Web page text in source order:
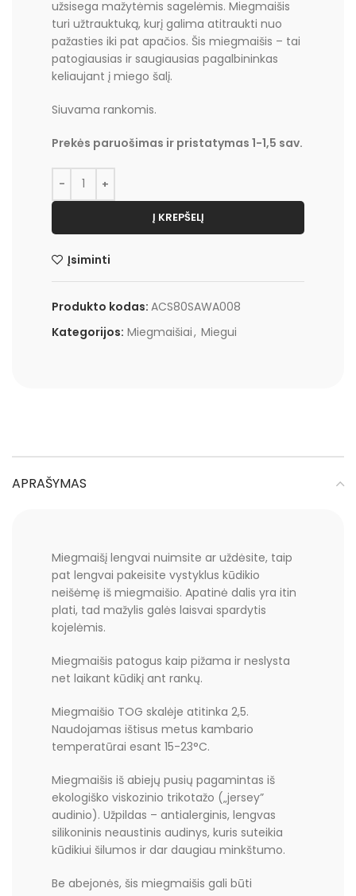
užsisega mažytėmis sagelėmis. Miegmaišis
turi užtrauktuką, kurį galima atitraukti nuo
pažasties iki pat apačios. Šis miegmaišis – tai
patogiausias ir saugiausias pagalbininkas
keliaujant į miego šalį.
Siuvama rankomis.
Prekės paruošimas ir pristatymas 1-1,5 sav.
Į KREPŠELĮ
Įsiminti
Produkto kodas: ACS80SAWA008
Kategorijos: Miegmaišiai, Miegui
APRAŠYMAS
Miegmaišį lengvai nuimsite ar uždėsite, taip
pat lengvai pakeisite vystyklus kūdikio
neišėmę iš miegmaišio. Apatinė dalis yra itin
plati, tad mažylis galės laisvai spardytis
kojelėmis.
Miegmaišis patogus kaip pižama ir neslysta
net laikant kūdikį ant rankų.
Miegmaišio TOG skalėje atitinka 2,5.
Naudojamas ištisus metus kambario
temperatūrai esant 15-23°C.
Miegmaišis iš abiejų pusių pagamintas iš
ekologiško viskozinio trikotažo („jersey”
audinio). Užpildas – antialerginis, lengvas
silikoninis neaustinis audinys, kuris suteikia
kūdikiui šilumos ir dar daugiau minkštumo.
Be abejonės, šis miegmaišis gali būti